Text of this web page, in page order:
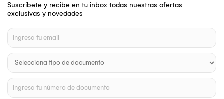
Suscríbete y recibe en tu inbox todas nuestras ofertas
exclusivas y novedades